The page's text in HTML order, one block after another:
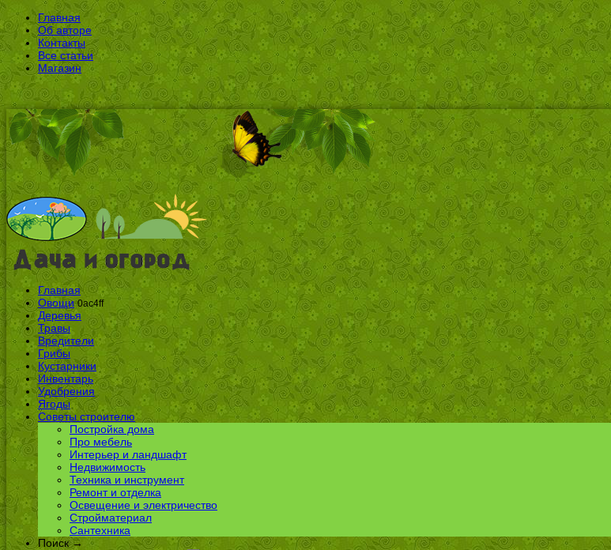
Главная
Об авторе
Контакты
Все статьи
Магазин
Главная
Овощи 0ac4ff
Деревья
Травы
Вредители
Грибы
Кустарники
Инвентарь
Удобрения
Ягоды
Советы строителю
Постройка дома
Про мебель
Интерьер и ландшафт
Недвижимость
Техника и инструмент
Ремонт и отделка
Освещение и электричество
Стройматериал
Сантехника
Поиск →